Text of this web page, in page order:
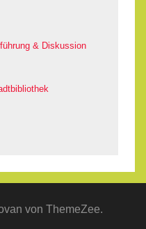
& Diskussion
von ThemeZee.